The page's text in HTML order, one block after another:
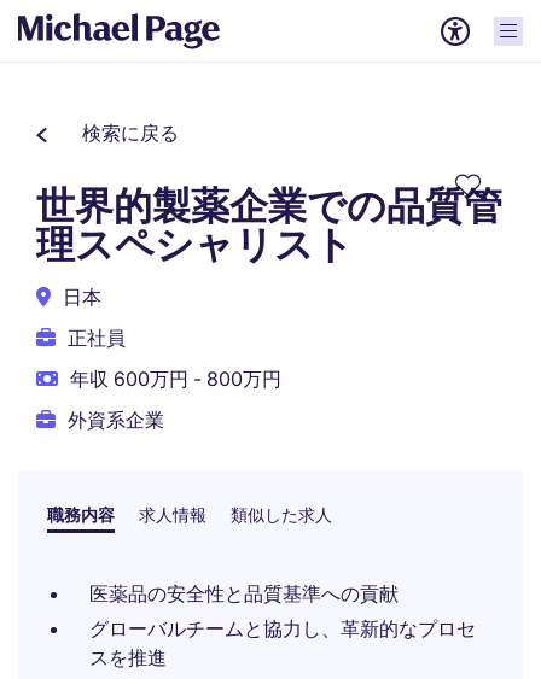
検索に戻る
世界的製薬企業での品質管
理スペシャリスト
日本
正社員
年収 600万円 - 800万円
外資系企業
職務内容 求人情報 類似した求人
医薬品の安全性と品質基準への貢献
グローバルチームと協力し、革新的なプロセ
スを推進